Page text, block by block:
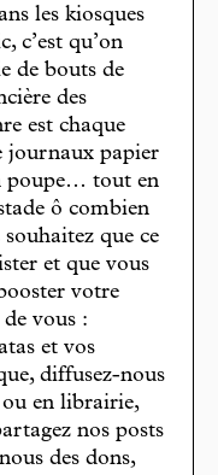
les kiosques
c’est qu’on
de bouts de
des
est chaque
journaux papier
poupe… tout en
ô combien
que ce
et que vous
votre
vous :
et vos
diffusez-nous
en librairie,
nos posts
des dons,